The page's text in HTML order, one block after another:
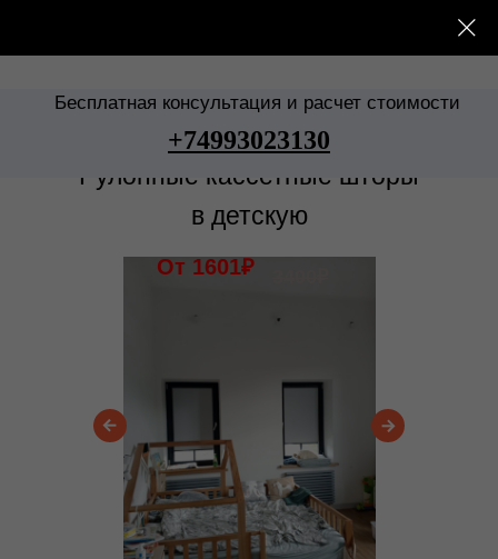
Бесплатная консультация и расчет стоимости
+74993023130
Рулонные кассетные шторы
в детскую
От 1601₽